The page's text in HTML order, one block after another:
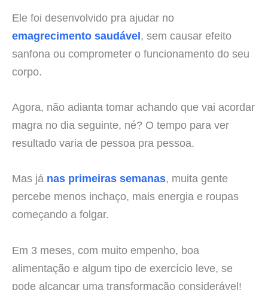
Ele foi desenvolvido pra ajudar no
emagrecimento saudável, sem causar efeito
sanfona ou comprometer o funcionamento do seu
corpo.
Agora, não adianta tomar achando que vai acordar
magra no dia seguinte, né? O tempo para ver
resultado varia de pessoa pra pessoa.
Mas já nas primeiras semanas, muita gente
percebe menos inchaço, mais energia e roupas
começando a folgar.
Em 3 meses, com muito empenho, boa
alimentação e algum tipo de exercício leve, se
pode alcançar uma transformação considerável!